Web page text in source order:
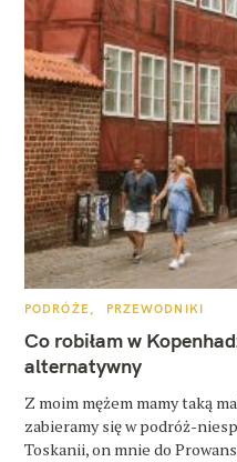
K
T
E
G
O
I
PODRÓŻE PRZEWODNIKI
Co robiłam w
alternatywny
Z moim mężem mamy taką
zabieramy się w podróż-
Toskanii, on mnie do